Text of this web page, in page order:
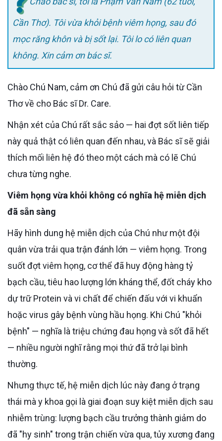
Cần Thơ). Tôi vừa khỏi bệnh viêm họng, sau đó
mọc răng khôn và bị sốt lại. Tôi lo có liên quan
không. Xin cảm ơn bác sĩ.
Chào Chú Nam, cảm ơn Chú đã gửi câu hỏi từ Cần
Thơ về cho Bác sĩ Dr. Care.
Nhận xét của Chú rất sắc sảo — hai đợt sốt liên tiếp
này quả thật có liên quan đến nhau, và Bác sĩ sẽ giải
thích mối liên hệ đó theo một cách mà có lẽ Chú
chưa từng nghe.
Viêm họng vừa khỏi không có nghĩa hệ miễn dịch
đã sẵn sàng
Hãy hình dung hệ miễn dịch của Chú như một đội
quân vừa trải qua trận đánh lớn — viêm họng. Trong
suốt đợt viêm họng, cơ thể đã huy động hàng tỷ
bạch cầu, tiêu hao lượng lớn kháng thể, đốt cháy kho
dự trữ Protein và vi chất để chiến đấu với vi khuẩn
hoặc virus gây bệnh vùng hầu họng. Khi Chú "khỏi
bệnh" — nghĩa là triệu chứng đau họng và sốt đã hết
— nhiều người nghĩ rằng mọi thứ đã trở lại bình
thường.
Nhưng thực tế, hệ miễn dịch lúc này đang ở trạng
thái mà y khoa gọi là giai đoạn suy kiệt miễn dịch sau
nhiễm trùng: lượng bạch cầu trưởng thành giảm do
đã "hy sinh" trong trận chiến vừa qua, tủy xương đang